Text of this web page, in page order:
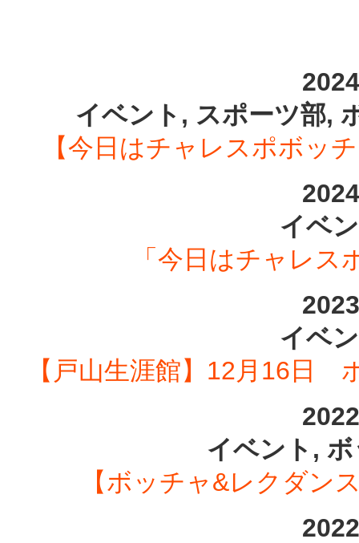
イベント, スポーツ部,
【今日はチャレスポボッ
イベ
「今日はチャレ
イベ
【戸山生涯館】12月16日
イベント,
【ボッチャ&レクダン